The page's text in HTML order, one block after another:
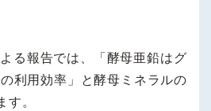
る報告では、「酵母亜鉛はグ
利用効率」と酵母ミネラルの
。